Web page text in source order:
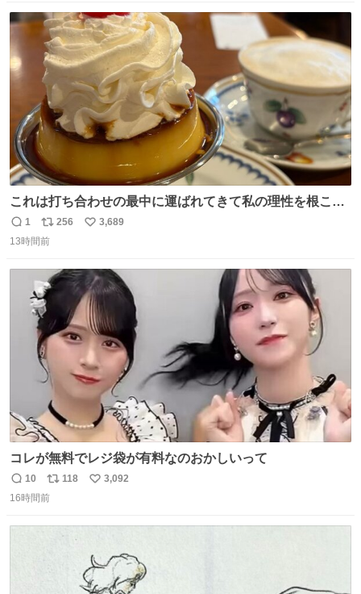
ト
数
数
これは打ち合わせの最中に運ばれてきて私の理性を根こそ
ぎ奪い去ったプリンの写真です。
返
信
1
リ
ポ
ト
数
256
い
数
3,689
13時間前
コレが無料でレジ袋が有料なのおかしいって
返
信
10
リ
ポ
118
い
3,092
16時間前